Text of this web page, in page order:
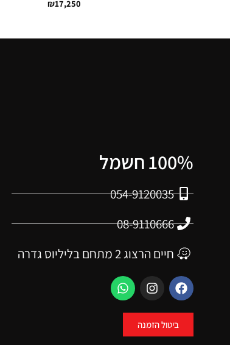
₪17,250
100% חשמל
054-9120035
08-9110666
חיים הרצוג 2 מתחם בליליוס גדרה
ביטול הזמנה